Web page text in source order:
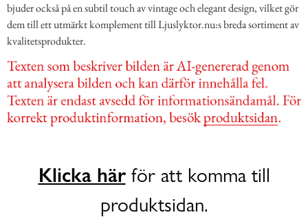
bjuder också på en subtil touch av vintage och elegant design, vilket gör
dem till ett utmärkt komplement till Ljuslyktor.nu:s breda sortiment av
kvalitetsprodukter.
Klicka härför att komma till
produktsidan.